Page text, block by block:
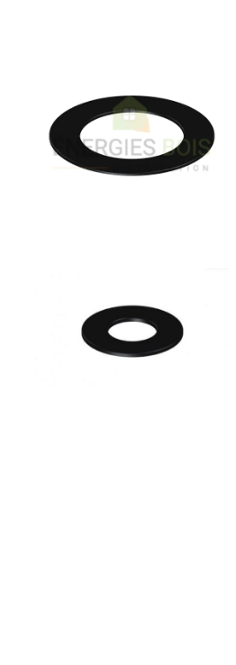
Conduit de fumées